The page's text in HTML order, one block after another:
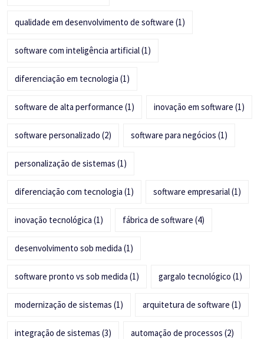
qualidade em desenvolvimento de software (1)
software com inteligência artificial(1)
diferenciação em tecnologia (1)
software de alta performance (1) inovação em software (1)
software personalizado (2) software para negócios (1)
personalização de sistemas (1)
diferenciação com tecnologia (1) software empresarial(1)
inovação tecnológica (1) fábrica de software (4)
desenvolvimento sob medida (1)
software pronto vs sob medida (1) gargalo tecnológico (1)
modernização de sistemas (1) arquitetura de software (1)
integração de sistemas (3) automação de processos (2)